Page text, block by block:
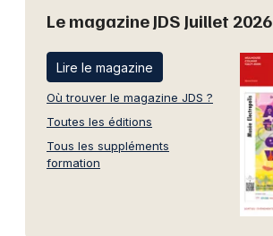
Le magazine JDS Juillet 2026
Lire le magazine
Où trouver le magazine JDS ?
Toutes les éditions
Tous les suppléments
formation